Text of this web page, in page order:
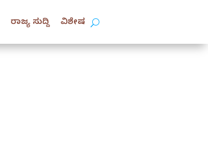
ರಾಜ್ಯ ಸುದ್ದಿ ವಿಶೇಷ